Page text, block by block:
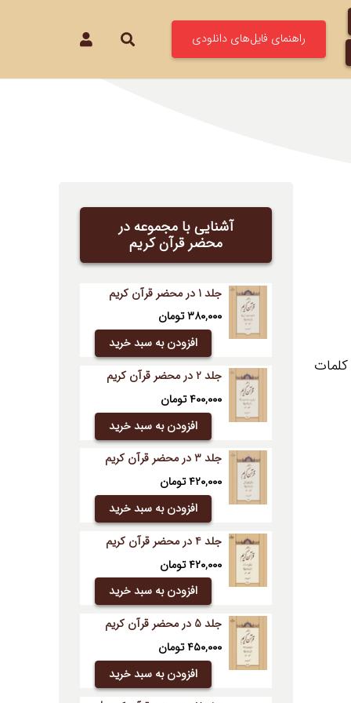
راهنمای فایل‌های دانلودی
آشنایی با مجموعه در
محضر قرآن کریم
جلد 1 در محضر قرآن کریم
۳۸۰,۰۰۰تومان
افزودن به سبد خرید
جلد 2 در محضر قرآن کریم
۴۰۰,۰۰۰تومان
افزودن به سبد خرید
جلد 3 در محضر قرآن کریم
۴۲۰,۰۰۰تومان
افزودن به سبد خرید
جلد 4 در محضر قرآن کریم
۴۲۰,۰۰۰تومان
افزودن به سبد خرید
جلد 5 در محضر قرآن کریم
۴۵۰,۰۰۰تومان
افزودن به سبد خرید